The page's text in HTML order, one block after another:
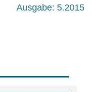
Ausgabe: 5.2015